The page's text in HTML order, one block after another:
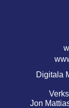
Digitala
Jon